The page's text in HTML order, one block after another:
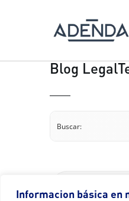
Informacion básica en
Blog
Aspectos